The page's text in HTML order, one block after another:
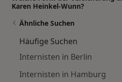
Karen Heinkel-Wunn?
Ähnliche Suchen
Häufige Suchen
Internisten in Berlin
Internisten in Hamburg